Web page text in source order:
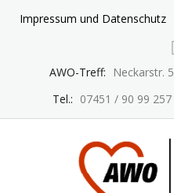
Impressum und Datenschutz
AWO-Treff:
Neckarstr.
Tel.: 07451 / 90 99 257